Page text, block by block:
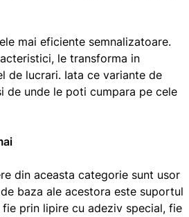
mai eficiente semnalizatoare.
le transforma in
de lucrari. Iata ce variante de
de unde le poti cumpara pe cele
din aceasta categorie sunt usor
baza ale acestora este suportul
prin lipire cu adeziv special, fie